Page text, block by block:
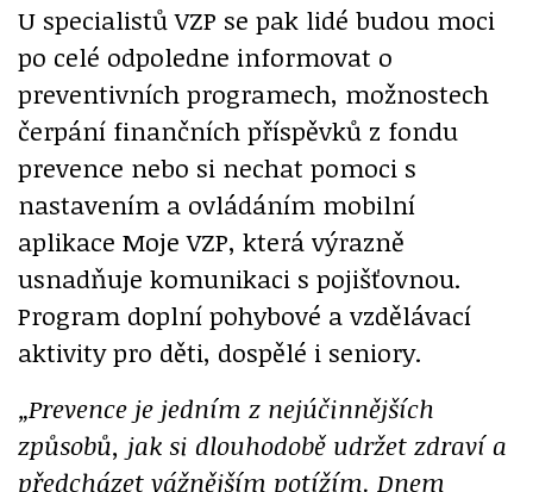
U specialistů VZP se pak lidé budou moci
po celé odpoledne informovat o
preventivních programech, možnostech
čerpání finančních příspěvků z fondu
prevence nebo si nechat pomoci s
nastavením a ovládáním mobilní
aplikace Moje VZP, která výrazně
usnadňuje komunikaci s pojišťovnou.
Program doplní pohybové a vzdělávací
aktivity pro děti, dospělé i seniory.
„Prevence je jedním z nejúčinnějších
způsobů, jak si dlouhodobě udržet zdraví a
předcházet vážnějším potížím. Dnem